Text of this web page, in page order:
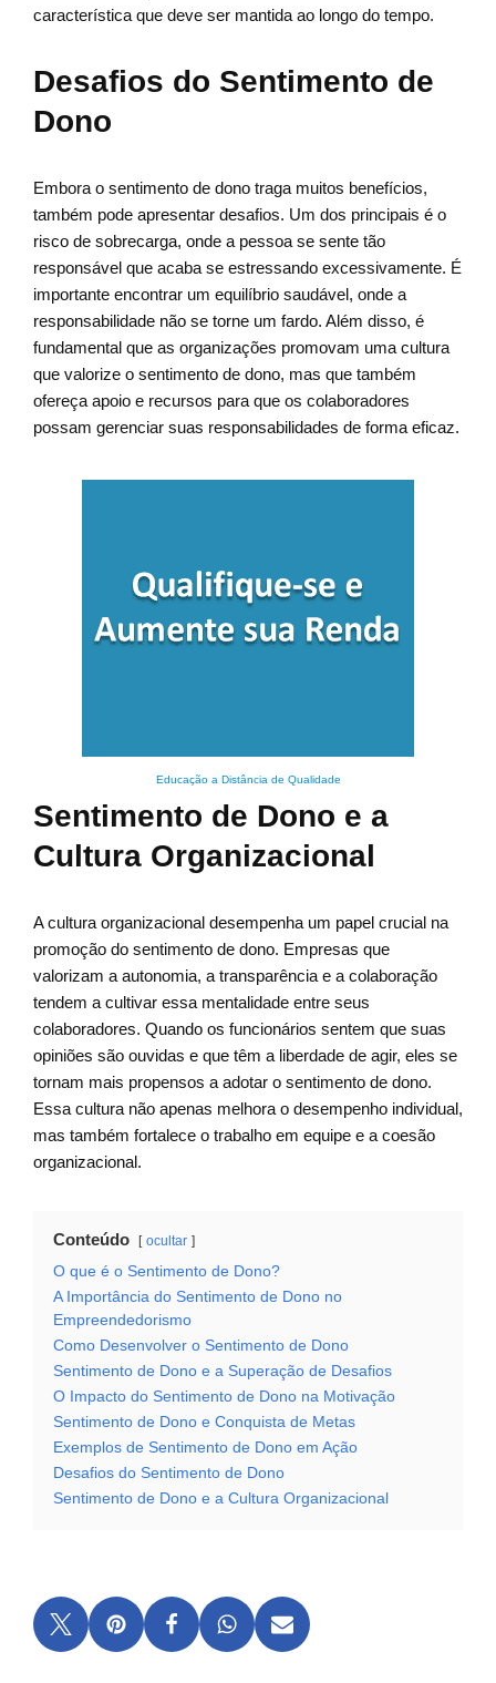
característica que deve ser mantida ao longo do tempo.
Desafios do Sentimento de
Dono
Embora o sentimento de dono traga muitos benefícios,
também pode apresentar desafios. Um dos principais é o
risco de sobrecarga, onde a pessoa se sente tão
responsável que acaba se estressando excessivamente. É
importante encontrar um equilíbrio saudável, onde a
responsabilidade não se torne um fardo. Além disso, é
fundamental que as organizações promovam uma cultura
que valorize o sentimento de dono, mas que também
ofereça apoio e recursos para que os colaboradores
possam gerenciar suas responsabilidades de forma eficaz.
Educação a Distância de Qualidade
Sentimento de Dono e a
Cultura Organizacional
A cultura organizacional desempenha um papel crucial na
promoção do sentimento de dono. Empresas que
valorizam a autonomia, a transparência e a colaboração
tendem a cultivar essa mentalidade entre seus
colaboradores. Quando os funcionários sentem que suas
opiniões são ouvidas e que têm a liberdade de agir, eles se
tornam mais propensos a adotar o sentimento de dono.
Essa cultura não apenas melhora o desempenho individual,
mas também fortalece o trabalho em equipe e a coesão
organizacional.
Conteúdo ocultar
O que é o Sentimento de Dono?
A Importância do Sentimento de Dono no
Empreendedorismo
Como Desenvolver o Sentimento de Dono
Sentimento de Dono e a Superação de Desafios
O Impacto do Sentimento de Dono na Motivação
Sentimento de Dono e Conquista de Metas
Exemplos de Sentimento de Dono em Ação
Desafios do Sentimento de Dono
Sentimento de Dono e a Cultura Organizacional